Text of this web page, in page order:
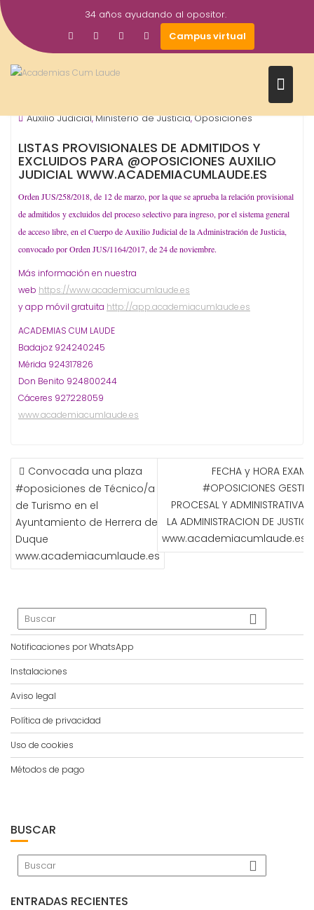
Saltar
al
contenido
34 años ayudando al opositor.
Campus virtual
Mar
2018
academiacumlaudeoposiciones
Auxilio Judicial,Ministerio de Justicia,Oposiciones
LISTAS PROVISIONALES DE ADMITIDOS Y
EXCLUIDOS PARA @OPOSICIONES AUXILIO
JUDICIAL WWW.ACADEMIACUMLAUDE.ES
Orden JUS/258/2018, de 12 de marzo, por la que se aprueba la relación provisional
de admitidos y excluidos del proceso selectivo para ingreso, por el sistema general
de acceso libre, en el Cuerpo de Auxilio Judicial de la Administración de Justicia,
convocado por Orden JUS/1164/2017, de 24 de noviembre.
Más información en nuestra
web https://www.academiacumlaude.es
y app móvil gratuita http://app.academiacumlaude.es
ACADEMIAS CUM LAUDE
Badajoz 924240245
Mérida 924317826
Don Benito 924800244
Cáceres 927228059
www.academiacumlaude.es
NAVEGACIÓN
DE
ENTRADAS
Convocada una plaza
#oposiciones de Técnico/a
de Turismo en el
Ayuntamiento de Herrera del
Duque
www.academiacumlaude.es
FECHA y HORA
#OPOSICIONES
PROCESAL Y ADMINISTRATIVA
LA ADMINISTRACION DE
www.academiacumlaude.es
Notificaciones por WhatsApp
Instalaciones
Aviso legal
Política de privacidad
Uso de cookies
Métodos de pago
BUSCAR
ENTRADAS RECIENTES